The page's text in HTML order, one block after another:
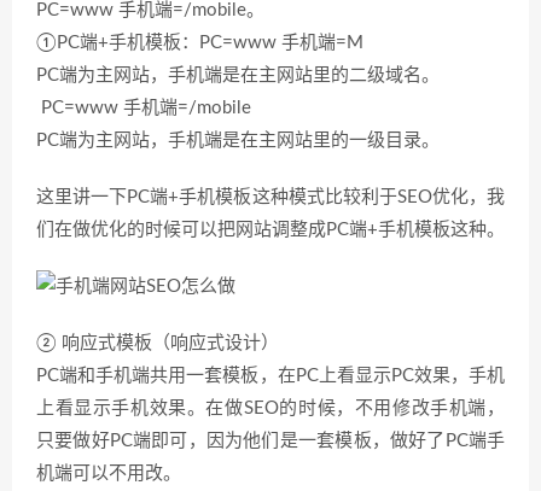
PC=www 手机端=/mobile。
①PC端+手机模板：PC=www 手机端=M
PC端为主网站，手机端是在主网站里的二级域名。
PC=www 手机端=/mobile
PC端为主网站，手机端是在主网站里的一级目录。
这里讲一下PC端+手机模板这种模式比较利于SEO优化，我
们在做优化的时候可以把网站调整成PC端+手机模板这种。
② 响应式模板（响应式设计）
PC端和手机端共用一套模板，在PC上看显示PC效果，手机
上看显示手机效果。在做SEO的时候，不用修改手机端，
只要做好PC端即可，因为他们是一套模板，做好了PC端手
机端可以不用改。